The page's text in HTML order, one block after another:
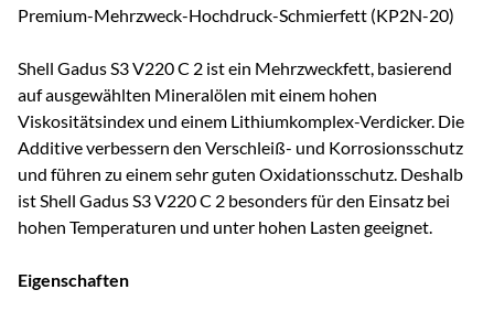
Premium-Mehrzweck-Hochdruck-Schmierfett (KP2N-20)
Shell Gadus S3 V220 C 2 ist ein Mehrzweckfett, basierend
auf ausgewählten Mineralölen mit einem hohen
Viskositätsindex und einem Lithiumkomplex-Verdicker. Die
Additive verbessern den Verschleiß- und Korrosionsschutz
und führen zu einem sehr guten Oxidationsschutz. Deshalb
ist Shell Gadus S3 V220 C 2 besonders für den Einsatz bei
hohen Temperaturen und unter hohen Lasten geeignet.
Eigenschaften